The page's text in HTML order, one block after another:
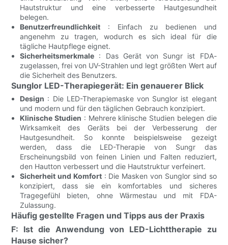
Hautstruktur und eine verbesserte Hautgesundheit
belegen.
Benutzerfreundlichkeit : Einfach zu bedienen und
angenehm zu tragen, wodurch es sich ideal für die
tägliche Hautpflege eignet.
Sicherheitsmerkmale : Das Gerät von Sungr ist FDA-
zugelassen, frei von UV-Strahlen und legt größten Wert auf
die Sicherheit des Benutzers.
Sunglor LED-Therapiegerät: Ein genauerer Blick
Design : Die LED-Therapiemaske von Sunglor ist elegant
und modern und für den täglichen Gebrauch konzipiert.
Klinische Studien : Mehrere klinische Studien belegen die
Wirksamkeit des Geräts bei der Verbesserung der
Hautgesundheit. So konnte beispielsweise gezeigt
werden, dass die LED-Therapie von Sungr das
Erscheinungsbild von feinen Linien und Falten reduziert,
den Hautton verbessert und die Hautstruktur verfeinert.
Sicherheit und Komfort: Die Masken von Sunglor sind so
konzipiert, dass sie ein komfortables und sicheres
Tragegefühl bieten, ohne Wärmestau und mit FDA-
Zulassung.
Häufig gestellte Fragen und Tipps aus der Praxis
F: Ist die Anwendung von LED-Lichttherapie zu
Hause sicher?